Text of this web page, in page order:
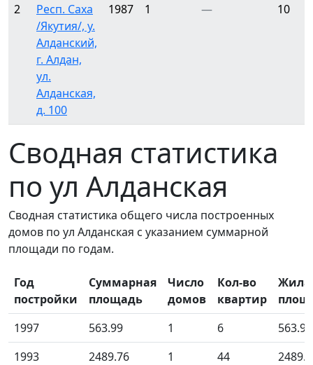
2
Респ. Саха
/Якутия/, у.
Алданский,
г. Алдан,
ул.
Алданская,
д. 100
1987 1 — 10
Сводная статистика
по ул Алданская
Сводная статистика общего числа построенных
домов по ул Алданская с указанием суммарной
площади по годам.
Год
постройки
Суммарная
площадь
Число
домов
Кол-во
квартир
1997
563.99 1 6
563.99
1993
2489.76 1 44